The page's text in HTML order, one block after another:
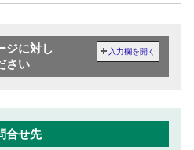
ジに対し
さい
入力欄を開く
合せ先